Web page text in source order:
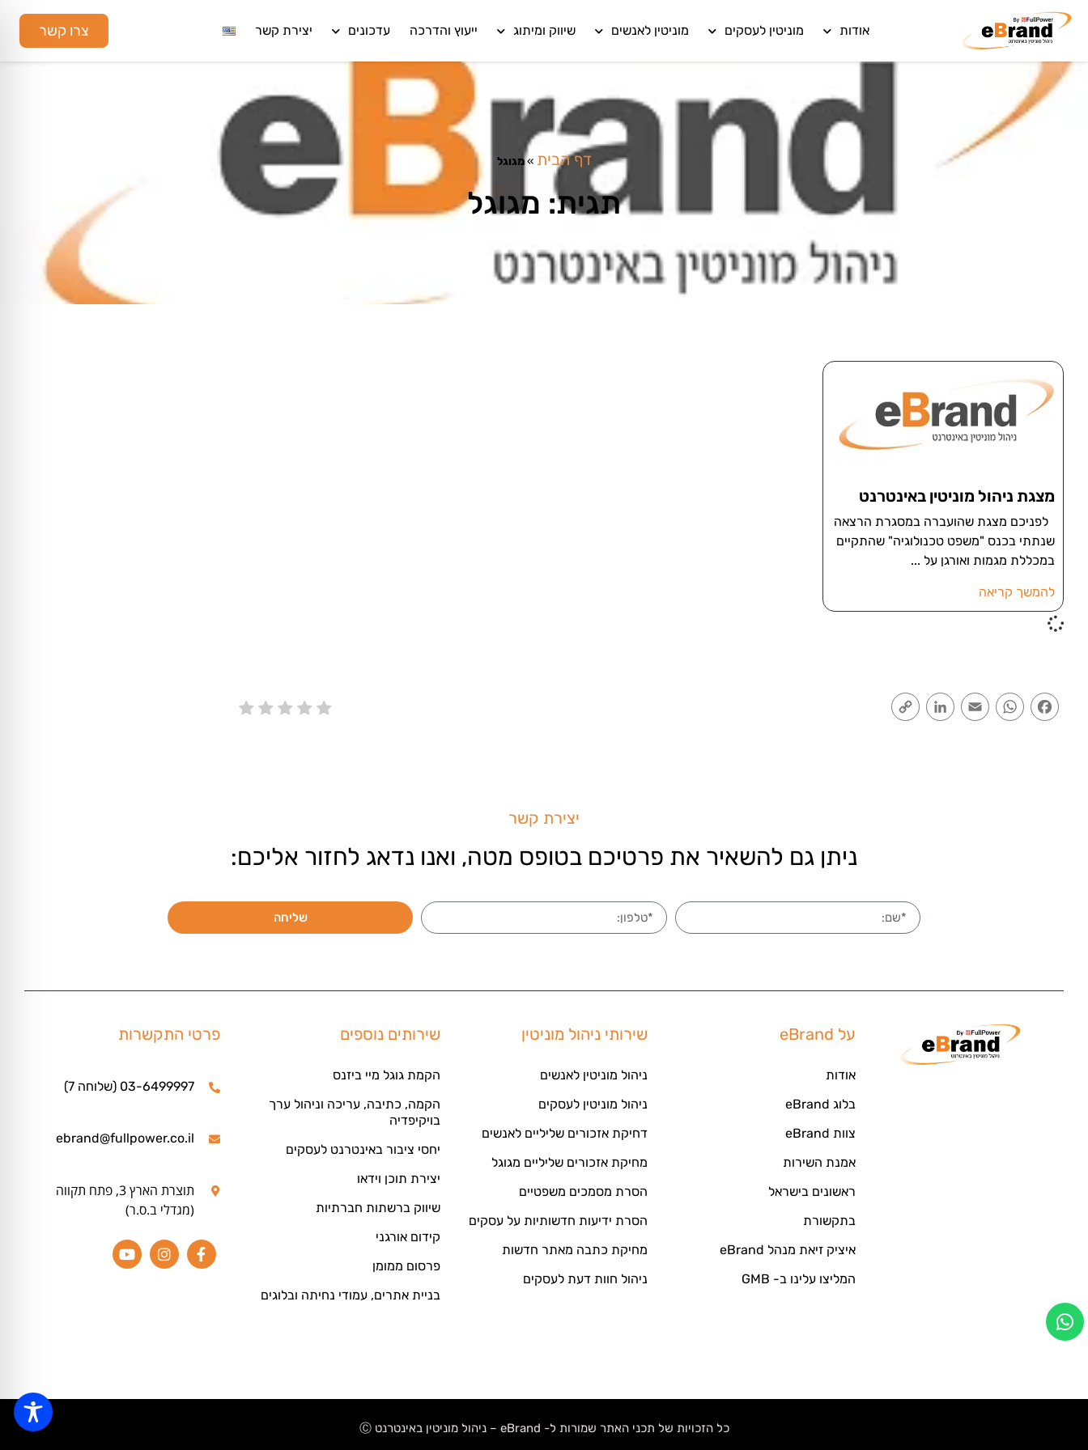
אודות מוניטין לעסקים מוניטין לאנשים שיווק ומיתוג ייעוץ והדרכה עדכונים יצירת קשר צרו קשר
דף הבית »מגוגל
תגית: מגוגל
מצגת ניהול מוניטין באינטרנט
לפניכם מצגת שהועברה במסגרת הרצאה
שנתתי בכנס "משפט טכנולוגיה" שהתקיים
במכללת מגמות ואורגן על
להמשך קריאה
Facebook
WhatsApp
Email
LinkedIn
יצירת קשר
ניתן גם להשאיר את פרטיכם בטופס מטה, ואנו נדאג לחזור אליכם:
שליחה
על eBrand
אודות
בלוג eBrand
צוות eBrand
אמנת השירות
ראשונים בישראל
בתקשורת
איציק זיאת מנהל eBrand
המליצו עלינו ב- GMB
שירותי ניהול מוניטין
ניהול מוניטין לאנשים
ניהול מוניטין לעסקים
דחיקת אזכורים שליליים לאנשים
מחיקת אזכורים שליליים מגוגל
הסרת מסמכים משפטיים
הסרת ידיעות חדשותיות על עסקים
מחיקת כתבה מאתר חדשות
ניהול חוות דעת לעסקים
שירותים נוספים
הקמת גוגל מיי ביזנס
הקמה, כתיבה, עריכה וניהול ערך
בויקיפדיה
יחסי ציבור באינטרנט לעסקים
יצירת תוכן וידאו
שיווק ברשתות חברתיות
קידום אורגני
פרסום ממומן
בניית אתרים, עמודי נחיתה ובלוגים
פרטי התקשרות
03-6499997 (שלוחה 7)
ebrand@fullpower.co.il
תוצרת הארץ 3, פתח תקווה
(מגדלי ב.ס.ר)
כל הזכויות של תכני האתר שמורות ל- eBrand – ניהול מוניטין באינטרנט Ⓒ